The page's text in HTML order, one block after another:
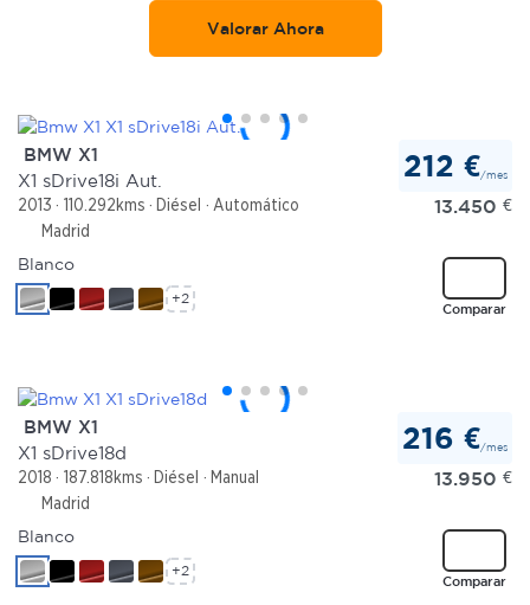
Valorar Ahora
BMW X1
X1 sDrive18i Aut.
2013 110.292kms Diésel
Automático
Madrid
212 €/mes
13.450 €
Comparar
Blanco
+2
BMW X1
X1 sDrive18d
2018 187.818kms Diésel
Manual
Madrid
216 €/mes
13.950 €
Comparar
Blanco
+2